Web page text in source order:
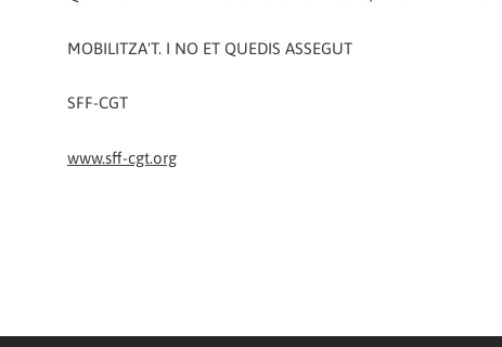
MOBILITZA'T. I NO ET QUEDIS ASSEGUT
SFF-CGT
www.sff-cgt.org